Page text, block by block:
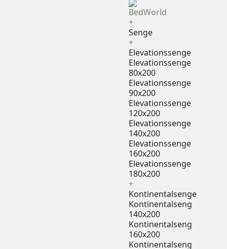
+
Senge
+
Elevationssenge
Elevationssenge
80x200
Elevationssenge
90x200
Elevationssenge
120x200
Elevationssenge
140x200
Elevationssenge
160x200
Elevationssenge
180x200
+
Kontinentalsenge
Kontinentalseng
140x200
Kontinentalseng
160x200
Kontinentalseng